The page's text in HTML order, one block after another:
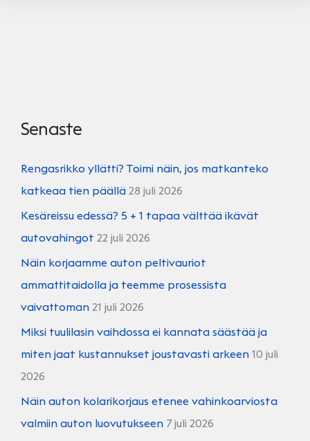
Senaste
Rengasrikko yllätti? Toimi näin, jos matkanteko
katkeaa tien päällä 28 juli 2026
Kesäreissu edessä? 5 + 1 tapaa välttää ikävät
autovahingot 22 juli 2026
Näin korjaamme auton peltivauriot
ammattitaidolla ja teemme prosessista
vaivattoman 21 juli 2026
Miksi tuulilasin vaihdossa ei kannata säästää ja
miten jaat kustannukset joustavasti arkeen 10 juli
2026
Näin auton kolarikorjaus etenee vahinkoarviosta
valmiin auton luovutukseen 7 juli 2026